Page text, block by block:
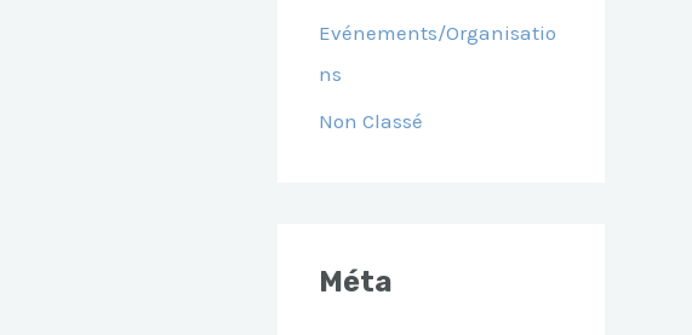
Evénements/Organisatio
Ns
Non Classé
Méta